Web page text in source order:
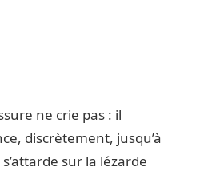
ne crie pas : il
discrètement, jusqu’à
sur la lézarde